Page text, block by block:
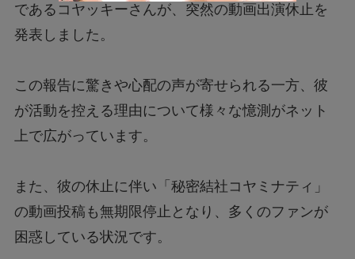
であるコヤッキーさんが、突然の動画出演休止を
発表しました。
この報告に驚きや心配の声が寄せられる一方、彼
が活動を控える理由について様々な憶測がネット
上で広がっています。
また、彼の休止に伴い「秘密結社コヤミナティ」
の動画投稿も無期限停止となり、多くのファンが
困惑している状況です。